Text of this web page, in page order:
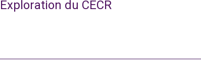
Exploration du CECR